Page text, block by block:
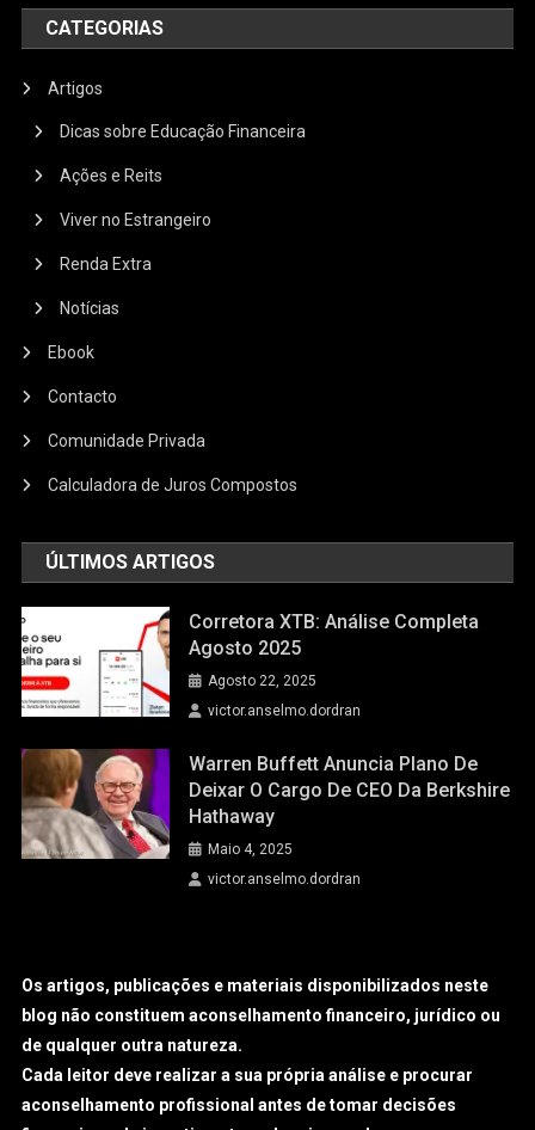
CATEGORIAS
Artigos
Dicas sobre Educação Financeira
Ações e Reits
Viver no Estrangeiro
Renda Extra
Notícias
Ebook
Contacto
Comunidade Privada
Calculadora de Juros Compostos
ÚLTIMOS ARTIGOS
Corretora XTB: Análise Completa
Agosto 2025
Agosto 22, 2025
victor.anselmo.dordran
Warren Buffett Anuncia Plano De
Deixar O Cargo De CEO Da Berkshire
Hathaway
Maio 4, 2025
victor.anselmo.dordran
Os artigos, publicações e materiais disponibilizados neste
blog não constituem aconselhamento financeiro, jurídico ou
de qualquer outra natureza.
Cada leitor deve realizar a sua própria análise e procurar
aconselhamento profissional antes de tomar decisões